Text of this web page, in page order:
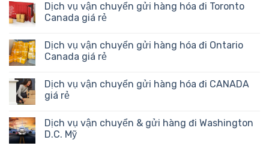
Dịch vụ vận chuyển gửi hàng hóa đi Toronto
Canada giá rẻ
Dịch vụ vận chuyển gửi hàng hóa đi Ontario
Canada giá rẻ
Dịch vụ vận chuyển gửi hàng hóa đi CANADA
giá rẻ
Dịch vụ vận chuyển & gửi hàng đi Washington
D.C. Mỹ